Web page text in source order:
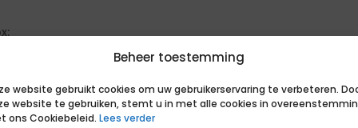
Beheer toestemming
website gebruikt cookies om uw gebruikerservaring te verbeteren.
website te gebruiken, stemt u in met alle cookies in
ons Cookiebeleid. Lees verder
backofficeteam door